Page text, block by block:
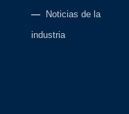
Noticias de la
industria